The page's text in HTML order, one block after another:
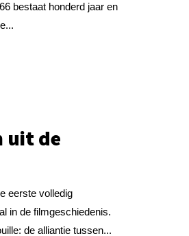
bestaat honderd jaar en
uit de
eerste volledig
in de filmgeschiedenis.
de alliantie tussen...